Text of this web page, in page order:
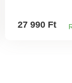
27 990 Ft